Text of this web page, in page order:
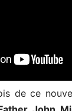
de ce